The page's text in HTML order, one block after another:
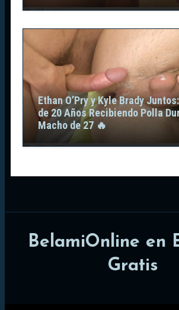
Ethan O’Pry y Kyle Brady
de 20 Años Recibiendo Polla
Macho de 27 🔥
BelamiOnline en
Gratis